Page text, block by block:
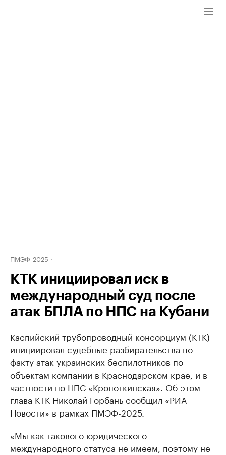
ПМЭФ-2025
КТК инициировал иск в
международный суд после
атак БПЛА по НПС на Кубани
Каспийский трубопроводный консорциум (КТК)
инициировал судебные разбирательства по
факту атак украинских беспилотников по
объектам компании в Краснодарском крае, и в
частности по НПС «Кропоткинская». Об этом
глава КТК Николай Горбань сообщил «РИА
Новости» в рамках ПМЭФ-2025.
«Мы как такового юридического
международного статуса не имеем, поэтому не